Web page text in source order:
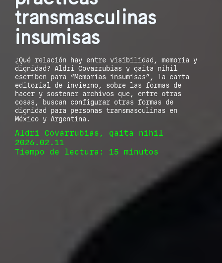
transmasculinas
insumisas
¿Qué relación hay entre visibilidad, memoria y
dignidad? Aldri Covarrubias y gaita nihil
escriben para “Memorias insumisas”, la carta
editorial de invierno, sobre las formas de
hacer y sostener archivos que, entre otras
cosas, buscan configurar otras formas de
dignidad para personas transmasculinas en
México y Argentina.
Aldri Covarrubias, gaita nihil
2026.02.11
Tiempo de lectura: 15 minutos